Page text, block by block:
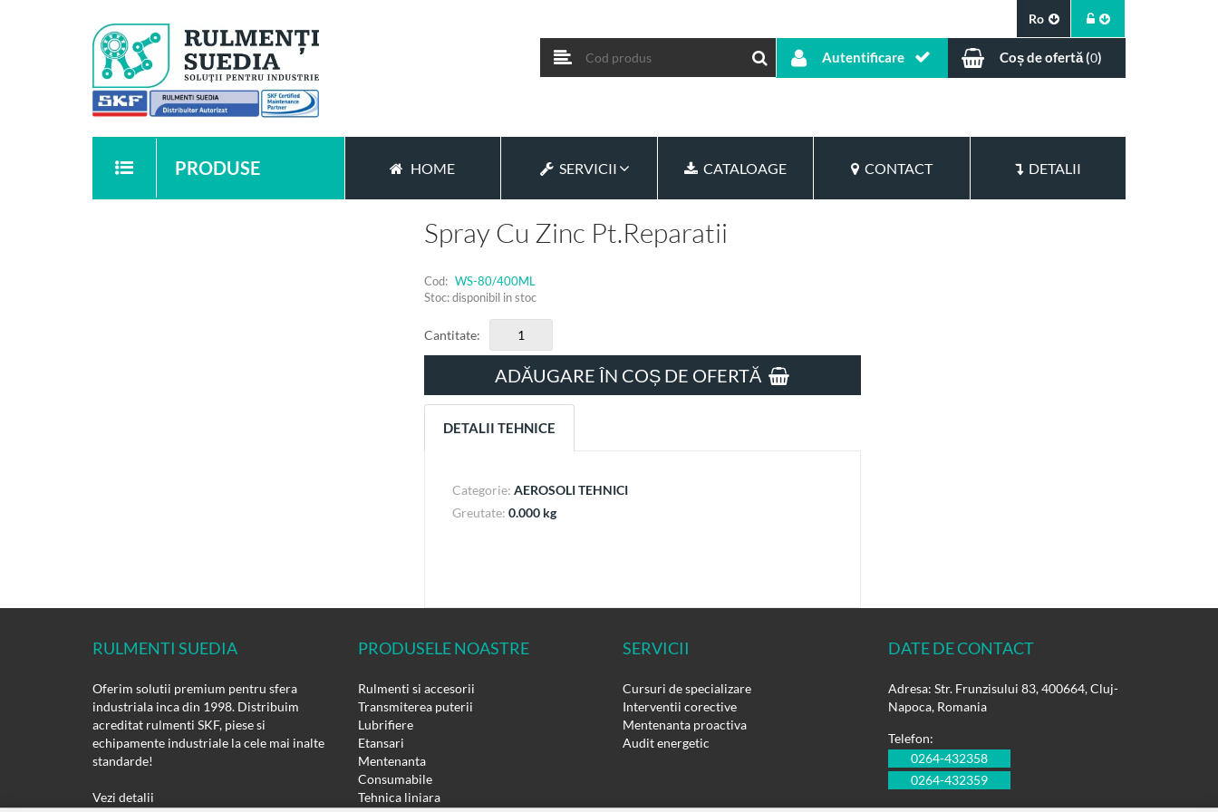
Ro
Autentificare Coș de ofertă (0)
PRODUSE HOME SERVICII CATALOAGE CONTACT DETALII
Spray Cu Zinc Pt.reparatii
Cod: WS-80/400ML
Stoc: disponibil in stoc
Cantitate:
ADĂUGARE ÎN COȘ DE OFERTĂ
DETALII TEHNICE
Categorie: AEROSOLI TEHNICI
Greutate: 0.000 kg
RULMENTI SUEDIA
Oferim solutii premium pentru sfera
industriala inca din 1998. Distribuim
acreditat rulmenti SKF, piese si
echipamente industriale la cele mai inalte
standarde!
Vezi detalii
PRODUSELE NOASTRE
Rulmenti si accesorii
Transmiterea puterii
Lubrifiere
Etansari
Mentenanta
Consumabile
Tehnica liniara
SERVICII
Cursuri de specializare
Interventii corective
Mentenanta proactiva
Audit energetic
DATE DE CONTACT
Adresa: Str. Frunzisului 83, 400664, Cluj-
Napoca, Romania
Telefon:
0264-432358
0264-432359